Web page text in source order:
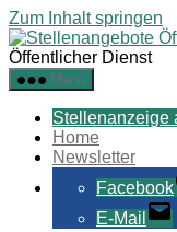
Zum Inhalt springen
Öffentlicher Dienst
Menü
Stellenanzeige
Home
Newsletter
Facebook
E-Mail